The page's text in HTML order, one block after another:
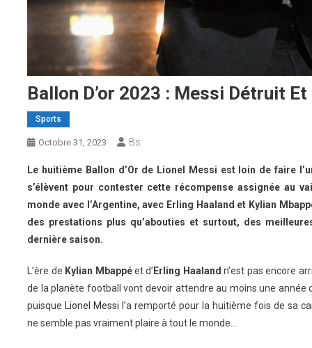
Ballon D’or 2023 : Messi Détruit
Sports
Octobre 31, 2023 Bs
Le huitième Ballon d’Or de Lionel Messi est loin de faire
s’élèvent pour contester cette récompense assignée au
monde avec l’Argentine, avec Erling Haaland et Kylian
des prestations plus qu’abouties et surtout, des
dernière saison.
L’ère de Kylian Mbappéet d’ Erling Haaland n’est pas encore
de la planète football vont devoir attendre au moins une année
puisque
Lionel Messi l’a remporté pour la huitième fois de sa
ne semble pas vraiment plaire à tout le monde…